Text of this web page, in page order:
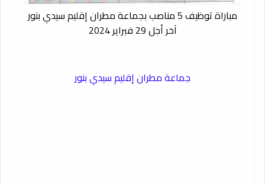
مباراة توظيف 5 مناصب بجماعة مطران إقليم سيدي بنور
آخر أجل 29 فبراير 2024
جماعة مطران إقليم سيدي بنور